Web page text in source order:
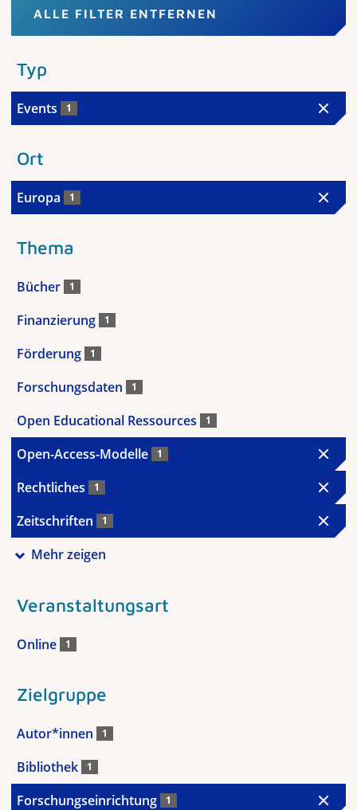
ALLE FILTER ENTFERNEN
Typ
Events 1
Ort
Europa 1
Thema
Bücher 1
Finanzierung 1
Förderung 1
Forschungsdaten 1
Open Educational Ressources 1
Open-Access-Modelle 1
Rechtliches 1
Zeitschriften 1
Mehr zeigen
Veranstaltungsart
Online 1
Zielgruppe
Autor*innen 1
Bibliothek 1
Forschungseinrichtung 1